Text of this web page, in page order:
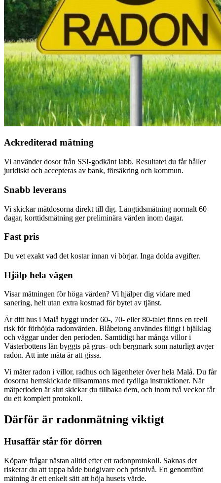
Ackrediterad mätning
Vi använder dosor från SSI-godkänt labb. Resultatet du får håller
juridiskt och accepteras av bank, försäkring och kommun.
Snabb leverans
Vi skickar mätdosorna direkt till dig. Långtidsmätning normalt 60
dagar, korttidsmätning ger preliminära värden inom dagar.
Fast pris
Du vet exakt vad det kostar innan vi börjar. Inga dolda avgifter.
Hjälp hela vägen
Visar mätningen för höga värden? Vi hjälper dig vidare med
sanering, helt utan extra kostnad för bytet av tjänst.
Är ditt hus i Malå byggt under 60-, 70- eller 80-talet finns en reell
risk för förhöjda radonvärden. Blåbetong användes flitigt i bjälklag
och väggar under den perioden. Samtidigt har många villor i
Västerbottens län byggts på grus- och bergmark som naturligt avger
radon. Att inte mäta är att gissa.
Vi mäter radon i villor, radhus och lägenheter över hela Malå. Du får
dosorna hemskickade tillsammans med tydliga instruktioner. När
mätperioden är slut skickar du tillbaka dem, och inom två veckor får
du ett komplett protokoll.
Därför är radonmätning viktigt
Husaffär står för dörren
Köpare frågar nästan alltid efter ett radonprotokoll. Saknas det
riskerar du att tappa både budgivare och prisnivå. En genomförd
mätning är ett enkelt sätt att höja husets värde.